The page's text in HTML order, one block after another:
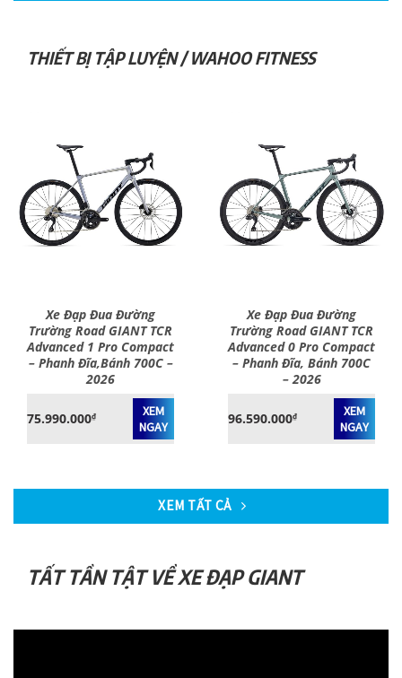
THIẾT BỊ TẬP LUYỆN / WAHOO FITNESS
Xe Đạp Đua Đường
Trường Road GIANT TCR
Advanced 1 Pro Compact
– Phanh Đĩa,Bánh 700C –
2026
75.990.000₫
XEM
NGAY
Xe Đạp Đua Đường
Trường Road GIANT TCR
Advanced 0 Pro Compact
– Phanh Đĩa, Bánh 700C
– 2026
96.590.000₫
XEM
NGAY
XEM TẤT CẢ
TẤT TẦN TẬT VỀ XE ĐẠP GIANT